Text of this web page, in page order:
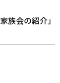
族会の紹介」